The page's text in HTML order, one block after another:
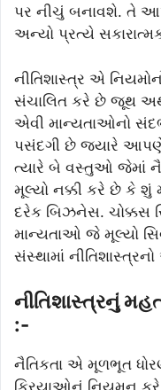
પર નીચું બનાવશે. તે
અન્યો પ્રત્યે
નીતિશાસ્ત્ર એ
સંચાલિત કરે છે જૂથ
એવી માન્યતાઓનો
પસંદગી છે જ્યારે આપણે
ત્યારે બે વસ્તુઓ જેમાં
મૂલ્યો નક્કી કરે છે કે શું
દરેક બિઝનેસ. ચોક્કસ
માન્યતાઓ જે મૂલ્યો
સંસ્થામાં
નીતિશાસ્ત્રનું
:-
નૈતિકતા એ મૂળભૂત